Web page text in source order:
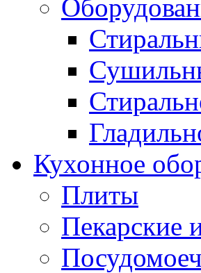
Кухонное
Плиты
Пекарские